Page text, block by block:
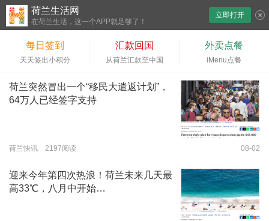
荷兰生活网
在荷兰生活，这一个APP就足够了！
立即打开
每日签到
天天签出小积分
汇款回国
从荷兰汇款至中国
外卖点餐
iMenu点餐
荷兰突然冒出一个“移民大遣返计划”，
64万人已经签字支持
荷兰快讯 2197阅读 08-02
迎来今年第四次热浪！荷兰未来几天最
高33℃，八月中开始…